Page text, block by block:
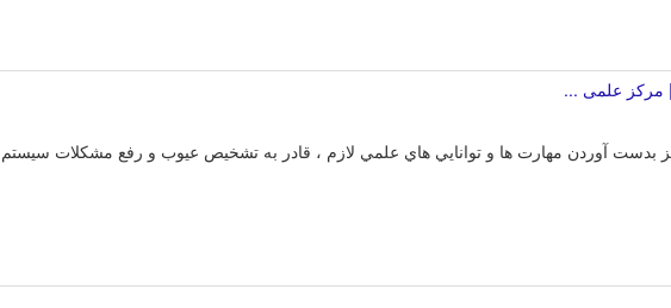
مرکز علمی ...
آوردن مهارت ها و توانايي هاي علمي لازم ، قادر به تشخيص عيوب و رفع مشكلات سيستم